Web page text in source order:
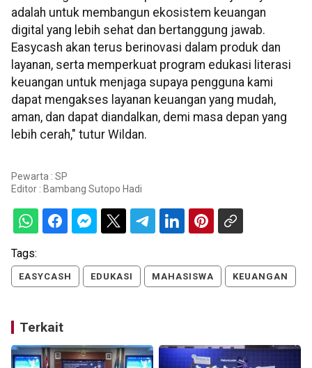
adalah untuk membangun ekosistem keuangan
digital yang lebih sehat dan bertanggung jawab.
Easycash akan terus berinovasi dalam produk dan
layanan, serta memperkuat program edukasi literasi
keuangan untuk menjaga supaya pengguna kami
dapat mengakses layanan keuangan yang mudah,
aman, dan dapat diandalkan, demi masa depan yang
lebih cerah," tutur Wildan.
Pewarta : SP
Editor : Bambang Sutopo Hadi
Tags:
EASYCASH EDUKASI MAHASISWA KEUANGAN
Terkait